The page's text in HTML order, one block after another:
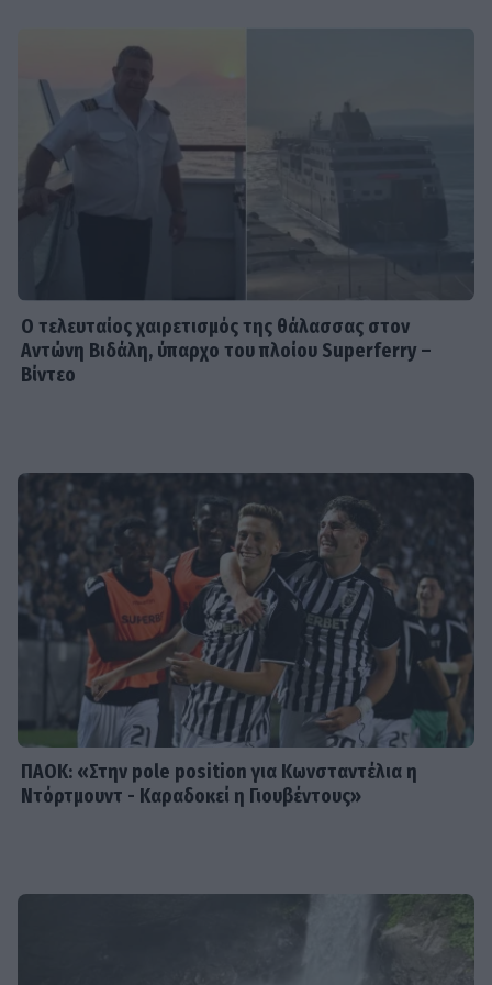
Αγνώριστη η Έλενα Χριστοφή για
τον νέο ρόλο της - Από τη «Γη της
Ελιάς» στο «Αντώνιος και
Κλεοπάτρα»
Ρίτα Σακελλαρίου
SHOWBIZ
Σταματίνα Τσιμτσιλή: Αγχώθηκα με
το πόσο γρήγορα περνά η ζωή
Ο τελευταίος χαιρετισμός της θάλασσας στον
Αντώνη Βιδάλη, ύπαρχο του πλοίου Superferry –
Βίντεο
ΠΑΟΚ: «Στην pole position για Κωνσταντέλια η
Ντόρτμουντ - Καραδοκεί η Γιουβέντους»